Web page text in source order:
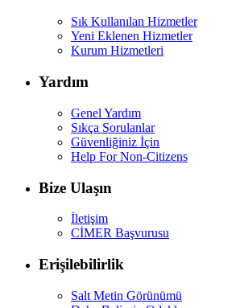
Sık Kullanılan Hizmetler
Yeni Eklenen Hizmetler
Kurum Hizmetleri
Yardım
Genel Yardım
Sıkça Sorulanlar
Güvenliğiniz İçin
Help For Non-Citizens
Bize Ulaşın
İletişim
CİMER Başvurusu
Erişilebilirlik
Salt Metin Görünümü